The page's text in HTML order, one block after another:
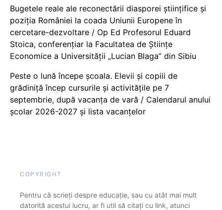
Bugetele reale ale reconectării diasporei științifice și
poziția României la coada Uniunii Europene în
cercetare-dezvoltare / Op Ed Profesorul Eduard
Stoica, conferențiar la Facultatea de Științe
Economice a Universității „Lucian Blaga” din Sibiu
Peste o lună începe școala. Elevii și copiii de
grădiniță încep cursurile și activitățile pe 7
septembrie, după vacanța de vară / Calendarul anului
școlar 2026-2027 și lista vacanțelor
COPYRIGHT
Pentru că scrieți despre educație, sau cu atât mai mult
datorită acestui lucru, ar fi util să citați cu link, atunci